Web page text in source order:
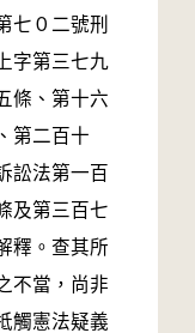
七０二號刑
字第三七九
條、第十六
第二百十
訟法第一百
及第三百七
釋。查其所
不當，尚非
觸憲法疑義